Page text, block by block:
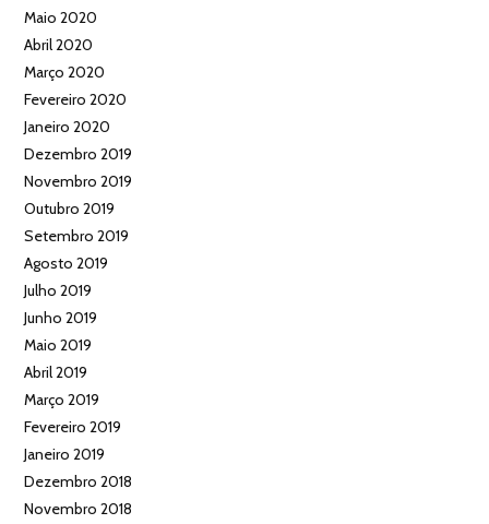
Maio 2020
Abril 2020
Março 2020
Fevereiro 2020
Janeiro 2020
Dezembro 2019
Novembro 2019
Outubro 2019
Setembro 2019
Agosto 2019
Julho 2019
Junho 2019
Maio 2019
Abril 2019
Março 2019
Fevereiro 2019
Janeiro 2019
Dezembro 2018
Novembro 2018